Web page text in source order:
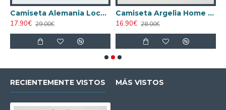
Camiseta Alemania Local Mundial 2026 ML Blanco
17.90€ 29.00€
Camiseta Argelia Home 2026
16.90€ 28.00€
RECIENTEMENTE VISTOS MÁS VISTOS